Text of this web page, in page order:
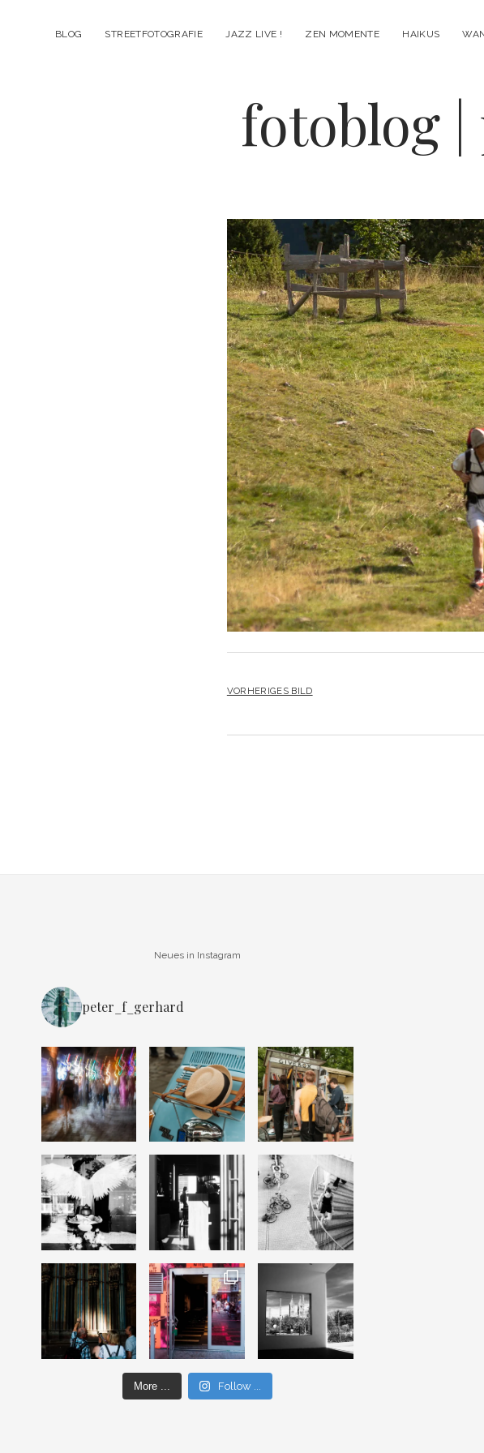
BLOG STREETFOTOGRAFIE JAZZ LIVE ! ZEN MOMENTE HAIKUS
fotoblog
VORHERIGES BILD
Neues in Instagram
peter_f_gerhard
More ... Follow ...